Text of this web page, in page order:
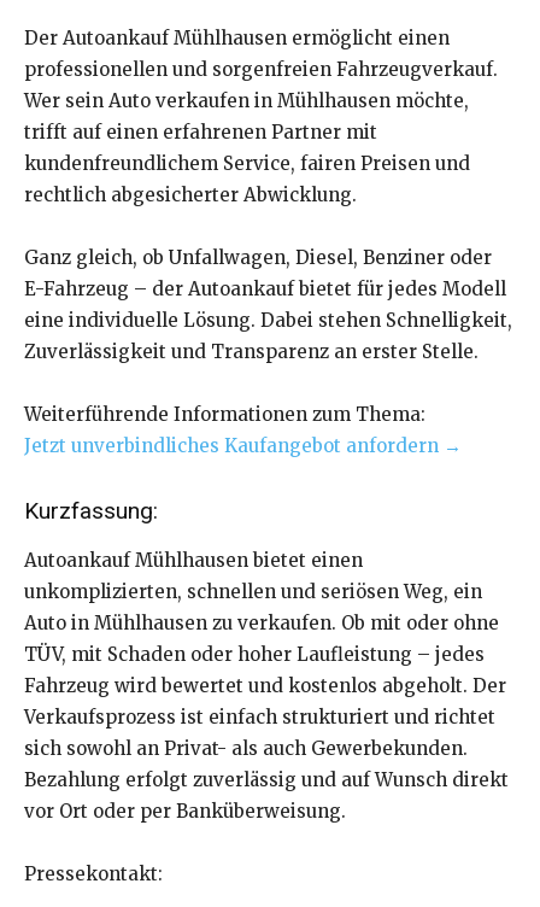
Der Autoankauf Mühlhausen ermöglicht einen
professionellen und sorgenfreien Fahrzeugverkauf.
Wer sein Auto verkaufen in Mühlhausen möchte,
trifft auf einen erfahrenen Partner mit
kundenfreundlichem Service, fairen Preisen und
rechtlich abgesicherter Abwicklung.
Ganz gleich, ob Unfallwagen, Diesel, Benziner oder
E-Fahrzeug – der Autoankauf bietet für jedes Modell
eine individuelle Lösung. Dabei stehen Schnelligkeit,
Zuverlässigkeit und Transparenz an erster Stelle.
Weiterführende Informationen zum Thema:
Jetzt unverbindliches Kaufangebot anfordern →
Kurzfassung:
Autoankauf Mühlhausen bietet einen
unkomplizierten, schnellen und seriösen Weg, ein
Auto in Mühlhausen zu verkaufen. Ob mit oder ohne
TÜV, mit Schaden oder hoher Laufleistung – jedes
Fahrzeug wird bewertet und kostenlos abgeholt. Der
Verkaufsprozess ist einfach strukturiert und richtet
sich sowohl an Privat- als auch Gewerbekunden.
Bezahlung erfolgt zuverlässig und auf Wunsch direkt
vor Ort oder per Banküberweisung.
Pressekontakt: